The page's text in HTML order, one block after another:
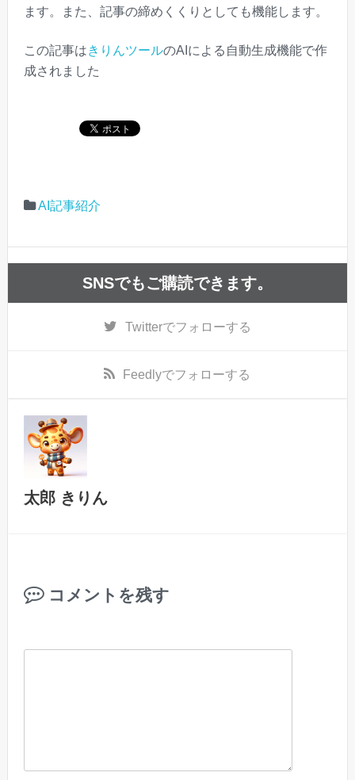
ます。また、記事の締めくくりとしても機能します。
この記事はきりんツールのAIによる自動生成機能で作
成されました
AI記事紹介
SNSでもご購読できます。
Twitterでフォローする
Feedlyでフォローする
太郎 きりん
コメントを残す